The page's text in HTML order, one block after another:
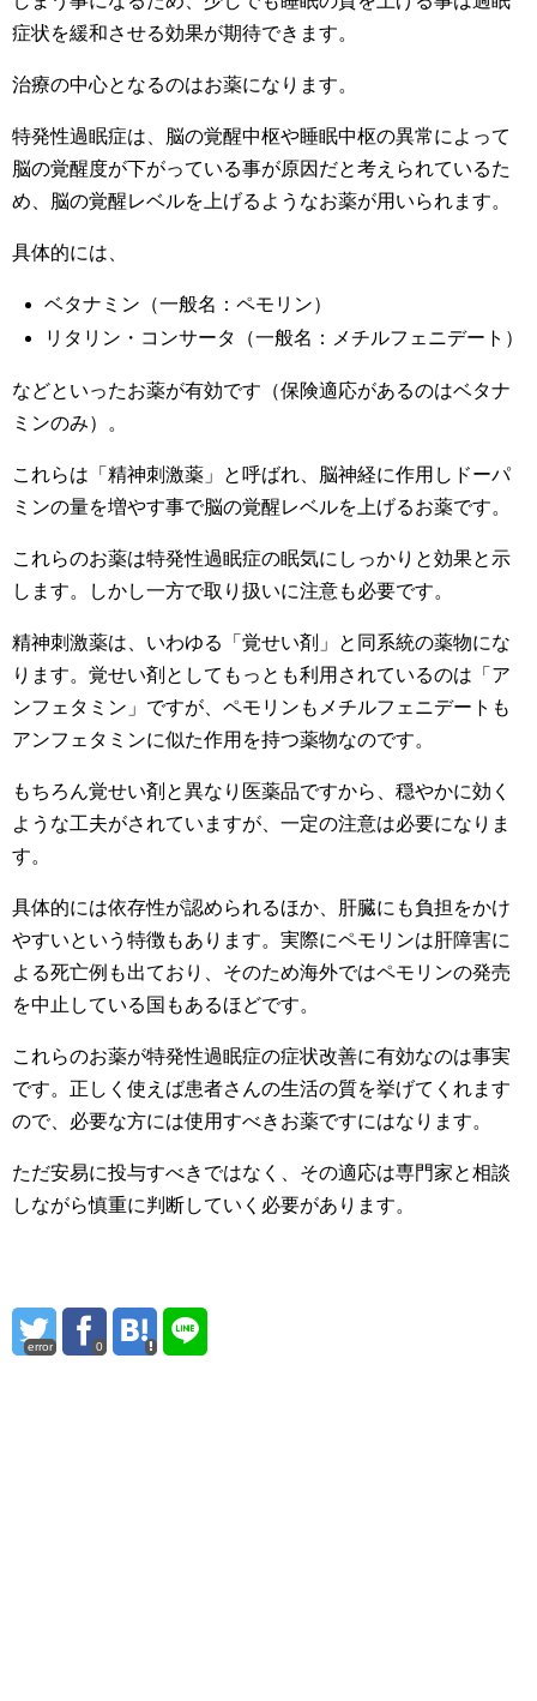
症状を緩和させる効果が期待できます。
治療の中心となるのはお薬になります。
特発性過眠症は、脳の覚醒中枢や睡眠中枢の異常によって
脳の覚醒度が下がっている事が原因だと考えられているた
め、脳の覚醒レベルを上げるようなお薬が用いられます。
具体的には、
ベタナミン（一般名：ペモリン）
リタリン・コンサータ（一般名：メチルフェニデート）
などといったお薬が有効です（保険適応があるのはベタナ
ミンのみ）。
これらは「精神刺激薬」と呼ばれ、脳神経に作用しドーパ
ミンの量を増やす事で脳の覚醒レベルを上げるお薬です。
これらのお薬は特発性過眠症の眠気にしっかりと効果と示
します。しかし一方で取り扱いに注意も必要です。
精神刺激薬は、いわゆる「覚せい剤」と同系統の薬物にな
ります。覚せい剤としてもっとも利用されているのは「ア
ンフェタミン」ですが、ペモリンもメチルフェニデートも
アンフェタミンに似た作用を持つ薬物なのです。
もちろん覚せい剤と異なり医薬品ですから、穏やかに効く
ような工夫がされていますが、一定の注意は必要になりま
す。
具体的には依存性が認められるほか、肝臓にも負担をかけ
やすいという特徴もあります。実際にペモリンは肝障害に
よる死亡例も出ており、そのため海外ではペモリンの発売
を中止している国もあるほどです。
これらのお薬が特発性過眠症の症状改善に有効なのは事実
です。正しく使えば患者さんの生活の質を挙げてくれます
ので、必要な方には使用すべきお薬ですにはなります。
ただ安易に投与すべきではなく、その適応は専門家と相談
しながら慎重に判断していく必要があります。
error 0